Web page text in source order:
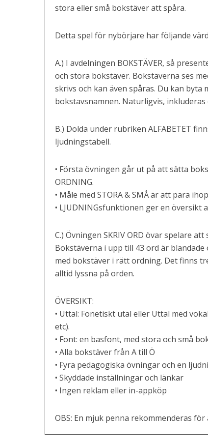
stora eller små bokstäver att spåra.
Detta spel för nybörjare har följande
A.) I avdelningen BOKSTÄVER, så
och stora bokstäver. Bokstäverna ses
skrivs och kan även spåras. Du kan byta
bokstavsnamnen. Naturligvis,
B.) Dolda under rubriken ALFABETET
ljudningstabell.
• Första övningen går ut på att sätta
ORDNING.
• Måle med STORA & SMÅ är att para
• LJUDNINGsfunktionen ger en översikt
C.) Övningen SKRIV ORD övar spelare
Bokstäverna i upp till 43 ord är
med bokstäver i rätt ordning. Det finns
alltid lyssna på orden.
ÖVERSIKT:
• Uttal: Fonetiskt utal eller Uttal med
etc).
• Font: en basfont, med stora och små
• Alla bokstäver från A till Ö
• Fyra pedagogiska övningar och en
• Skyddade inställningar och länkar
• Ingen reklam eller in-appköp
OBS: En mjuk penna rekommenderas